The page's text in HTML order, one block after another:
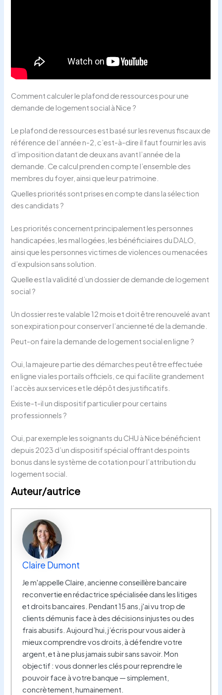
Comment calculer le plafond de ressources pour une
demande de logement social à Nice ?
Le plafond de ressources est basé sur les revenus fiscaux de
référence de l’année n-2, c’est-à-dire il faut fournir les avis
d’imposition datant de deux ans avant l’année de la
demande. Ce calcul prend en compte l’ensemble des
membres du foyer, ainsi que leur patrimoine.
Quelles priorités sont prises en compte dans la sélection
des candidats ?
Les priorités concernent principalement les personnes
handicapées, les mal logées, les bénéficiaires du DALO,
ainsi que les personnes victimes de violences ou menacées
d’expulsion sans solution.
Quelle est la validité d’un dossier de demande de logement
social ?
Un dossier reste valable 12 mois et doit être renouvelé avant
son expiration pour conserver l’ancienneté de la demande.
Peut-on faire la demande de logement social en ligne ?
Oui, la majeure partie des démarches peut être effectuée
en ligne via les portails officiels, ce qui facilite grandement
l’accès aux services et le dépôt des justificatifs.
Existe-t-il un dispositif particulier pour certains
professionnels ?
Oui, par exemple les soignants du CHU à Nice bénéficient
depuis 2023 d’un dispositif spécial offrant des points
bonus dans le système de cotation pour l’attribution du
logement social.
Auteur/autrice
Claire Dumont
Je m'appelle Claire, ancienne conseillère bancaire
reconvertie en rédactrice spécialisée dans les litiges
et droits bancaires. Pendant 15 ans, j'ai vu trop de
clients démunis face à des décisions injustes ou des
frais abusifs. Aujourd’hui, j’écris pour vous aider à
mieux comprendre vos droits, à défendre votre
argent, et à ne plus jamais subir sans savoir. Mon
objectif : vous donner les clés pour reprendre le
pouvoir face à votre banque — simplement,
concrètement, humainement.